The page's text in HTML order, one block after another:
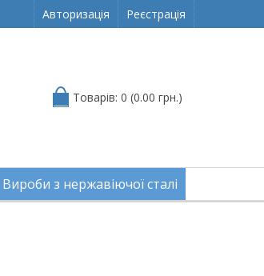
Авторизація Реєстрація
Товарів: 0 (0.00 грн.)
Вироби з нержавіючої сталі